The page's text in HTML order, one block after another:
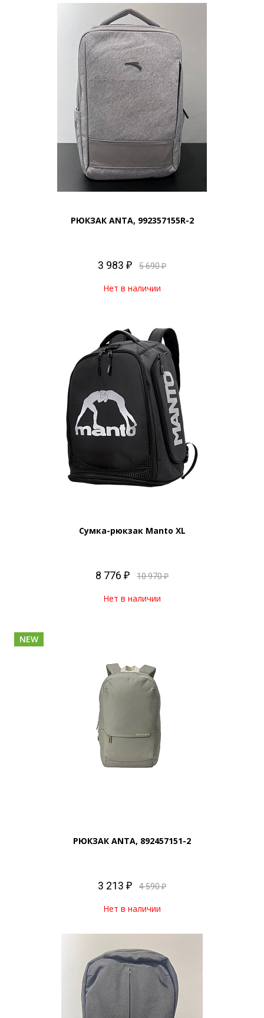
РЮКЗАК ANTA, 992357155R-2
3 983 ₽ 5 690 ₽
Нет в наличии
Сумка-рюкзак Manto XL
8 776 ₽ 10 970 ₽
Нет в наличии
NEW
РЮКЗАК ANTA, 892457151-2
3 213 ₽ 4 590 ₽
Нет в наличии